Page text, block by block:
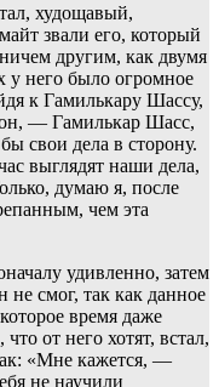
худощавый,
звали его, который
другим, как двумя
него было огромное
к Гамилькару Шассу,
— Гамилькар Шасс,
свои дела в сторону.
выглядят наши дела,
думаю я, после
чем эта
удивленно, затем
не смог, так как данное
время даже
от него хотят, встал,
«Мне кажется, —
не научили